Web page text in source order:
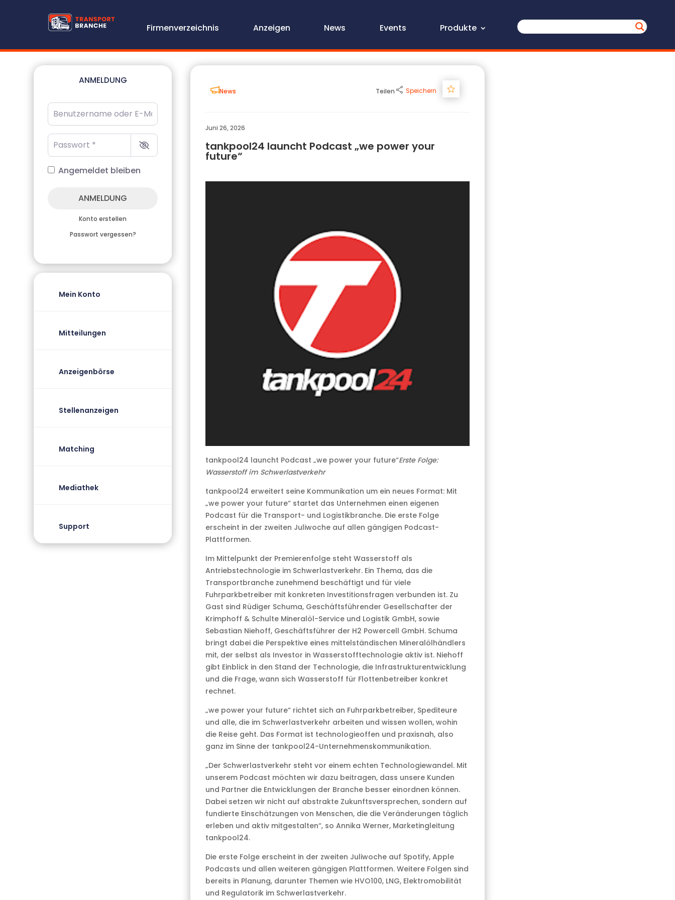
Firmenverzeichnis Anzeigen News Events Produkte
ANMELDUNG
Benutzername oder E-Mail-Adresse
Passwort
Angemeldet bleiben
ANMELDUNG
Konto erstellen
Passwort vergessen?
Mein Konto
Mitteilungen
Anzeigenbörse
Stellenanzeigen
Matching
Mediathek
Support
News Teilen Speichern Track
Juni 26, 2026
tankpool24 launcht Podcast „we power your
future“
tankpool24 launcht Podcast „we power your future“Erste Folge:
Wasserstoff im Schwerlastverkehr
tankpool24 erweitert seine Kommunikation um ein neues Format: Mit
„we power your future“ startet das Unternehmen einen eigenen
Podcast für die Transport- und Logistikbranche. Die erste Folge
erscheint in der zweiten Juliwoche auf allen gängigen Podcast-
Plattformen.
Im Mittelpunkt der Premierenfolge steht Wasserstoff als
Antriebstechnologie im Schwerlastverkehr. Ein Thema, das die
Transportbranche zunehmend beschäftigt und für viele
Fuhrparkbetreiber mit konkreten Investitionsfragen verbunden ist. Zu
Gast sind Rüdiger Schuma, Geschäftsführender Gesellschafter der
Krimphoff & Schulte Mineralöl-Service und Logistik GmbH, sowie
Sebastian Niehoff, Geschäftsführer der H2 Powercell GmbH. Schuma
bringt dabei die Perspektive eines mittelständischen Mineralölhändlers
mit, der selbst als Investor in Wasserstofftechnologie aktiv ist. Niehoff
gibt Einblick in den Stand der Technologie, die Infrastrukturentwicklung
und die Frage, wann sich Wasserstoff für Flottenbetreiber konkret
rechnet.
„we power your future“ richtet sich an Fuhrparkbetreiber, Spediteure
und alle, die im Schwerlastverkehr arbeiten und wissen wollen, wohin
die Reise geht. Das Format ist technologieoffen und praxisnah, also
ganz im Sinne der tankpool24-Unternehmenskommunikation.
„Der Schwerlastverkehr steht vor einem echten Technologiewandel. Mit
unserem Podcast möchten wir dazu beitragen, dass unsere Kunden
und Partner die Entwicklungen der Branche besser einordnen können.
Dabei setzen wir nicht auf abstrakte Zukunftsversprechen, sondern auf
fundierte Einschätzungen von Menschen, die die Veränderungen täglich
erleben und aktiv mitgestalten“, so Annika Werner, Marketingleitung
tankpool24.
Die erste Folge erscheint in der zweiten Juliwoche auf Spotify, Apple
Podcasts und allen weiteren gängigen Plattformen. Weitere Folgen sind
bereits in Planung, darunter Themen wie HVO100, LNG, Elektromobilität
und Regulatorik im Schwerlastverkehr.